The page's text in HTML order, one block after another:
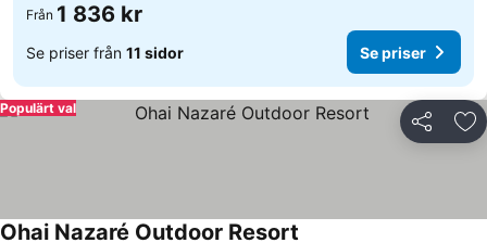
Från 1 836 kr
Se priser från 11 sidor Se priser
Dela
Populärt val
Ohai Nazaré Outdoor Resort